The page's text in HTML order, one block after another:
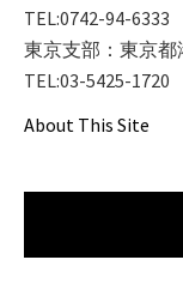
TEL:0742-94-6333
東京支部：東京都
TEL:03-5425-1720
About This Site